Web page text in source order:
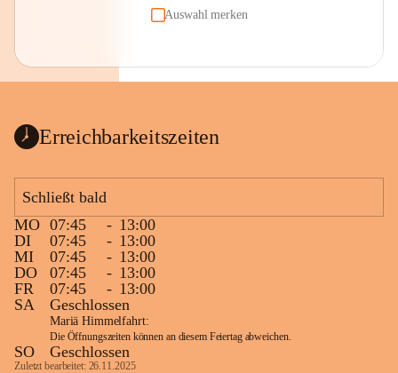
Auswahl merken
Erreichbarkeitszeiten
Schließt bald
MO 07:45 - 13:00
DI
07:45 - 13:00
MI
07:45 - 13:00
DO
07:45 - 13:00
FR
07:45 - 13:00
SA
Geschlossen
Mariä Himmelfahrt:
Die Öffnungszeiten können an diesem Feiertag abweichen.
SO Geschlossen
Zuletzt bearbeitet: 26.11.2025